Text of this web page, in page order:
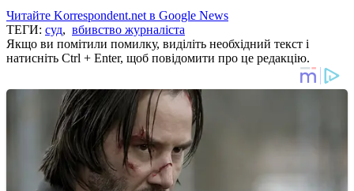
Читайте Korrespondent.net в Google News
ТЕГИ: суд, вбивство журналіста
Якщо ви помітили помилку, виділіть необхідний текст і
натисніть Ctrl + Enter, щоб повідомити про це редакцію.